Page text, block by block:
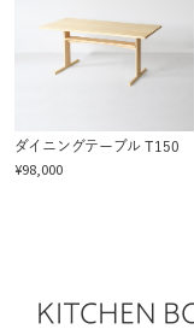
ダイニングテーブル T150
¥98,000
KITCHEN